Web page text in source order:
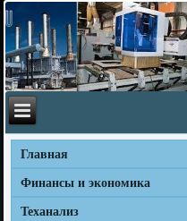
Главная
Финансы и экономика
Теханализ